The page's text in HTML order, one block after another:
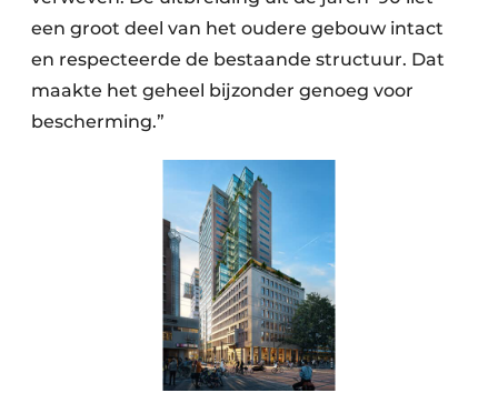
een groot deel van het oudere gebouw intact
en respecteerde de bestaande structuur. Dat
maakte het geheel bijzonder genoeg voor
bescherming.”